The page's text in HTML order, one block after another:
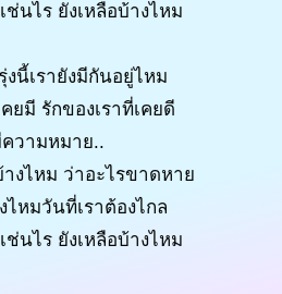
นไร ยังเหลือบ้างไหม
นี้เรายังมีกันอยู่ไหม
ยมี รักของเราที่เคยดี
ความหมาย..
งไหม ว่าอะไรขาดหาย
ไหมวันที่เราต้องไกล
นไร ยังเหลือบ้างไหม